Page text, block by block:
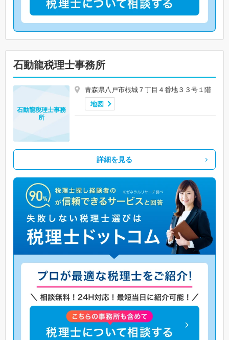
石動龍税理士事務所
青森県八戸市根城７丁目４番地３３号１階
地図
石動龍税理士事務
所
詳細を見る